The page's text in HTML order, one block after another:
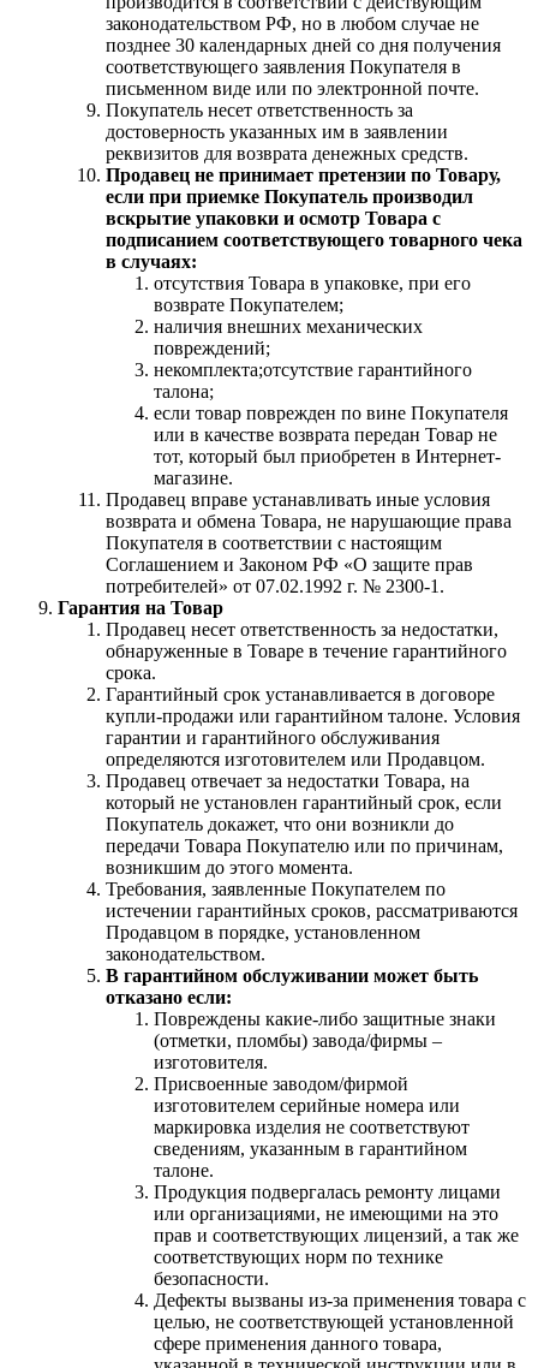
законодательством РФ, но в любом случае не
позднее 30 календарных дней со дня получения
соответствующего заявления Покупателя в
письменном виде или по электронной почте.
Покупатель несет ответственность за
достоверность указанных им в заявлении
реквизитов для возврата денежных средств.
Продавец не принимает претензии по Товару,
если при приемке Покупатель производил
вскрытие упаковки и осмотр Товара с
подписанием соответствующего товарного чека
в случаях:
отсутствия Товара в упаковке, при его
возврате Покупателем;
наличия внешних механических
повреждений;
некомплекта;отсутствие гарантийного
талона;
если товар поврежден по вине Покупателя
или в качестве возврата передан Товар не
тот, который был приобретен в Интернет-
магазине.
Продавец вправе устанавливать иные условия
возврата и обмена Товара, не нарушающие права
Покупателя в соответствии с настоящим
Соглашением и Законом РФ «О защите прав
потребителей» от 07.02.1992 г. № 2300-1.
Гарантия на Товар
Продавец несет ответственность за недостатки,
обнаруженные в Товаре в течение гарантийного
срока.
Гарантийный срок устанавливается в договоре
купли-продажи или гарантийном талоне. Условия
гарантии и гарантийного обслуживания
определяются изготовителем или Продавцом.
Продавец отвечает за недостатки Товара, на
который не установлен гарантийный срок, если
Покупатель докажет, что они возникли до
передачи Товара Покупателю или по причинам,
возникшим до этого момента.
Требования, заявленные Покупателем по
истечении гарантийных сроков, рассматриваются
Продавцом в порядке, установленном
законодательством.
В гарантийном обслуживании может быть
отказано если:
Повреждены какие-либо защитные знаки
(отметки, пломбы) завода/фирмы –
изготовителя.
Присвоенные заводом/фирмой
изготовителем серийные номера или
маркировка изделия не соответствуют
сведениям, указанным в гарантийном
талоне.
Продукция подвергалась ремонту лицами
или организациями, не имеющими на это
прав и соответствующих лицензий, а так же
соответствующих норм по технике
безопасности.
Дефекты вызваны из-за применения товара с
целью, не соответствующей установленной
сфере применения данного товара,